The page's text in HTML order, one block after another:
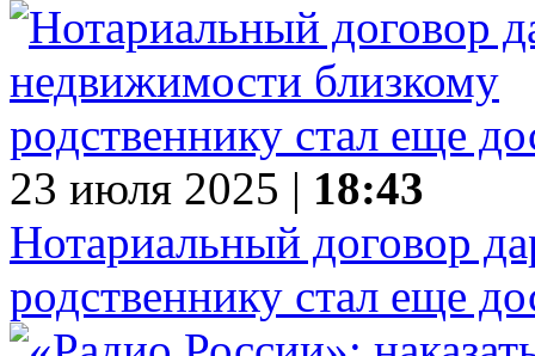
23 июля 2025 | 18:43
Нотариальный договор
родственнику стал еще